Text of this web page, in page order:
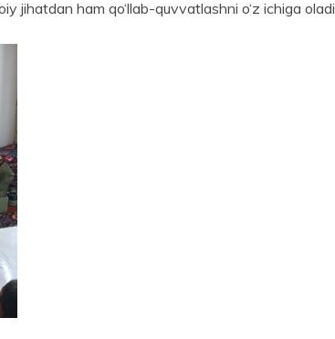
jihatdan ham qo‘llab-quvvatlashni o‘z ichiga oladi.